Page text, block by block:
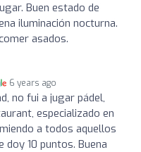
Buen estado de
iluminación nocturna.
asados.
6 years ago
no fui a jugar pádel,
especializado en
a todos aquellos
10 puntos. Buena